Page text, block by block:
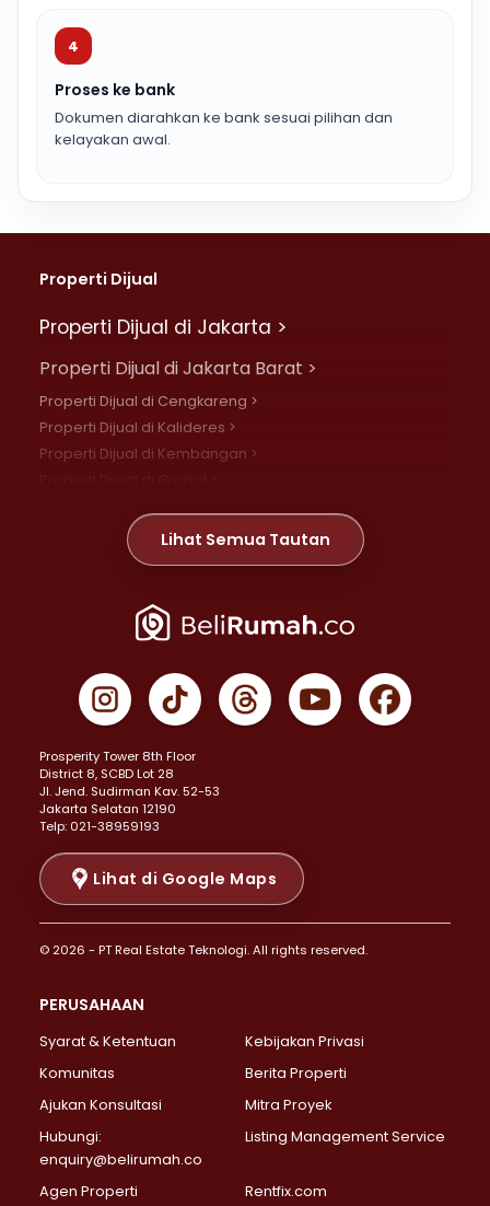
4
Proses ke bank
Dokumen diarahkan ke bank sesuai pilihan dan
kelayakan awal.
Properti Dijual
Properti Dijual di Jakarta >
Properti Dijual di Jakarta Barat >
Properti Dijual di Cengkareng >
Properti Dijual di Kalideres >
Properti Dijual di Kembangan >
Properti Dijual di Meruya >
Properti Dijual di Jelambar >
Properti Dijual di Jakarta Pusat >
Properti Dijual di Gambir >
Properti Dijual di Johar Baru >
Properti Dijual di Menteng >
Properti Dijual di Senen >
Properti Dijual di Tanah Abang >
Properti Dijual di Cikini >
Properti Dijual di Kramat >
Properti Dijual di Pasar Baru >
Properti Dijual di Bendungan Hilir >
Properti Dijual di Jakarta Selatan >
Properti Dijual di Lebak Bulus >
Properti Dijual di Gandaria Selatan >
Properti Dijual di Pondok Labu >
Properti Dijual di Lenteng Agung >
Properti Dijual di Senayan >
Properti Dijual di Pondok Pinang >
Lihat Semua Tautan
Prosperity Tower 8th Floor
District 8, SCBD Lot 28
JI. Jend. Sudirman Kav. 52-53
Jakarta Selatan 12190
Telp: 021-38959193
Lihat di Google Maps
© 2026 - PT Real Estate Teknologi. All rights reserved.
PERUSAHAAN
Syarat & Ketentuan
Kebijakan Privasi
Komunitas
Berita Properti
Ajukan Konsultasi
Mitra Proyek
Hubungi:
enquiry@belirumah.co
Listing Management Service
Agen Properti Rentfix.com